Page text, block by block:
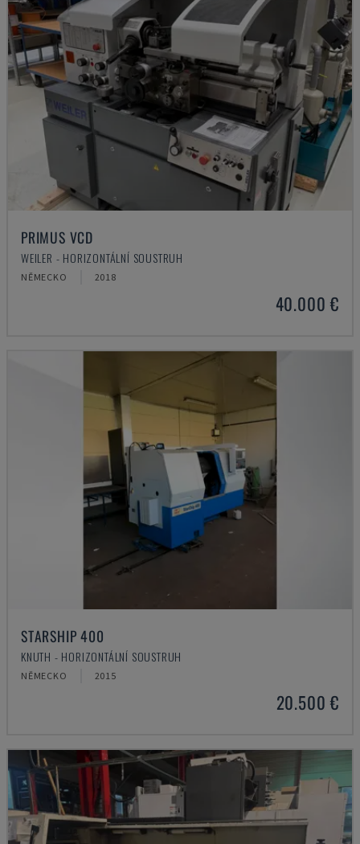
PRIMUS VCD
WEILER - HORIZONTÁLNÍ SOUSTRUH
NĚMECKO 2018
40.000 €
STARSHIP 400
KNUTH - HORIZONTÁLNÍ SOUSTRUH
NĚMECKO 2015
20.500 €